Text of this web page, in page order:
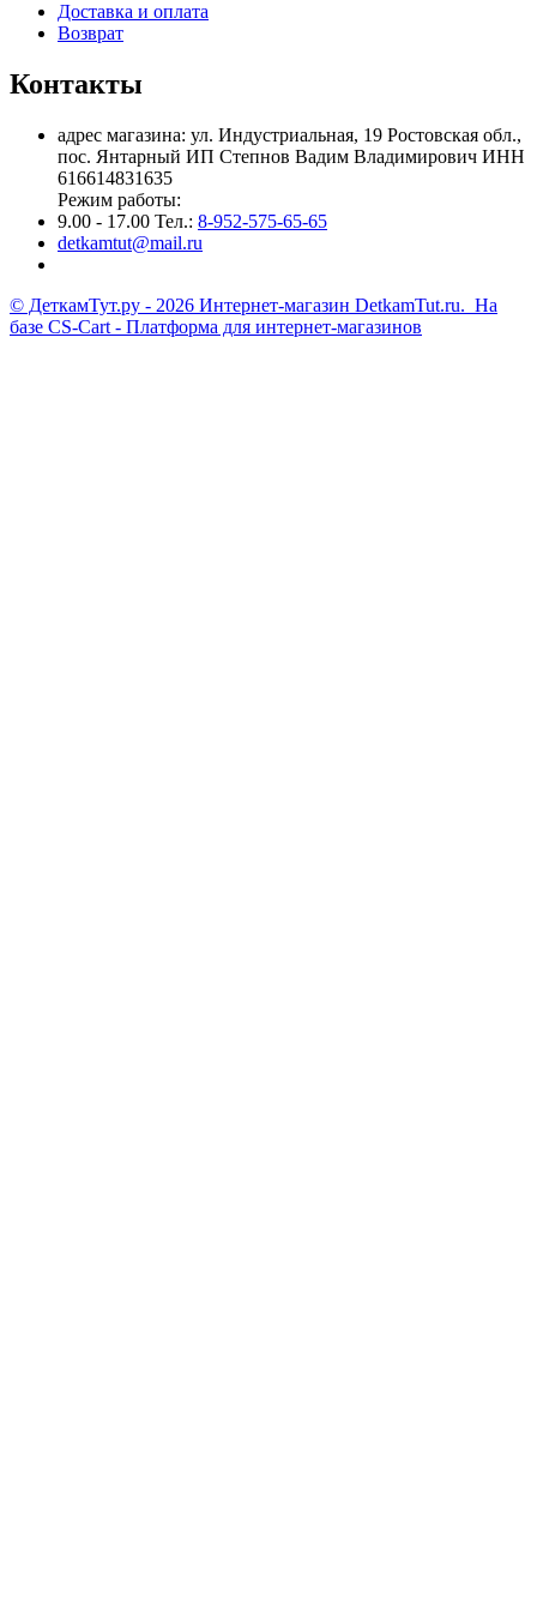
Доставка и оплата
Возврат
Контакты
адрес магазина: ул. Индустриальная, 19 Ростовская обл.,
пос. Янтарный ИП Степнов Вадим Владимирович ИНН
616614831635
Режим работы:
9.00 - 17.00 Тел.: 8-952-575-65-65
detkamtut@mail.ru
© ДеткамТут.ру - 2026 Интернет-магазин DetkamTut.ru. На
базе CS-Cart - Платформа для интернет-магазинов